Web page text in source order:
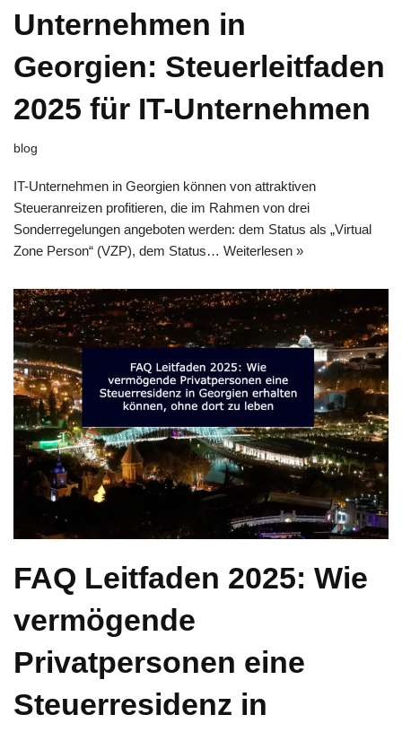
Unternehmen in
Georgien: Steuerleitfaden
2025 für IT-Unternehmen
blog
IT-Unternehmen in Georgien können von attraktiven
Steueranreizen profitieren, die im Rahmen von drei
Sonderregelungen angeboten werden: dem Status als „Virtual
Zone Person“ (VZP), dem Status… Weiterlesen »
FAQ Leitfaden 2025: Wie
vermögende
Privatpersonen eine
Steuerresidenz in